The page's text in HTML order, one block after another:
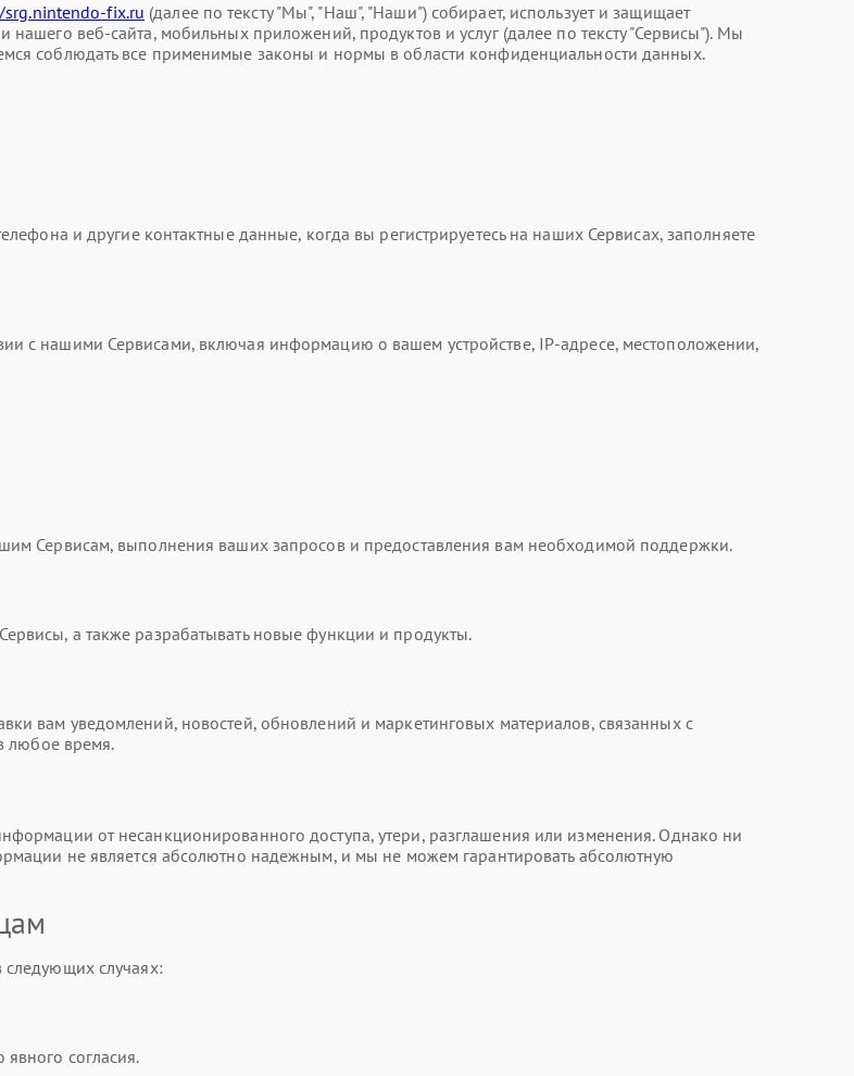
fix.ru (далее по тексту "Мы", "Наш", "Наши") собирает, использует и защищает
веб-сайта, мобильных приложений, продуктов и услуг (далее по тексту "Сервисы"). Мы
соблюдать все применимые законы и нормы в области конфиденциальности данных.
и другие контактные данные, когда вы регистрируетесь на наших Сервисах, заполняете
с нашими Сервисами, включая информацию о вашем устройстве, IP-адресе, местоположении,
Сервисам, выполнения ваших запросов и предоставления вам необходимой поддержки.
а также разрабатывать новые функции и продукты.
вам уведомлений, новостей, обновлений и маркетинговых материалов, связанных с
любое время.
от несанкционированного доступа, утери, разглашения или изменения. Однако ни
не является абсолютно надежным, и мы не можем гарантировать абсолютную
случаях:
согласия.